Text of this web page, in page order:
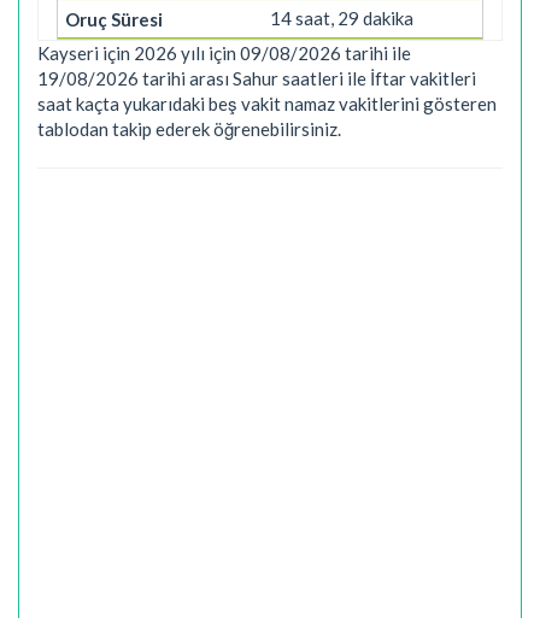
14 saat, 29 dakika
Kayseri için 2026 yılı için 09/08/2026 tarihi ile
19/08/2026 tarihi arası Sahur saatleri ile İftar vakitleri
saat kaçta yukarıdaki beş vakit namaz vakitlerini gösteren
tablodan takip ederek öğrenebilirsiniz.